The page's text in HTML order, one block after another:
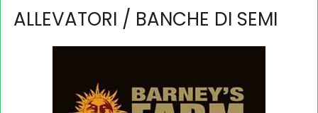
ALLEVATORI / BANCHE DI SEMI